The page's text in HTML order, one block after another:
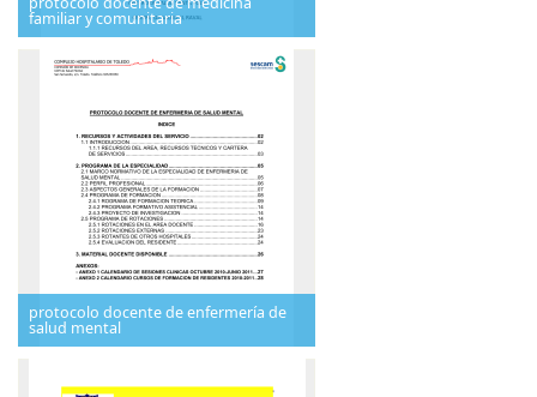
familiar y comunitaria
protocolo docente de enfermería de
salud mental